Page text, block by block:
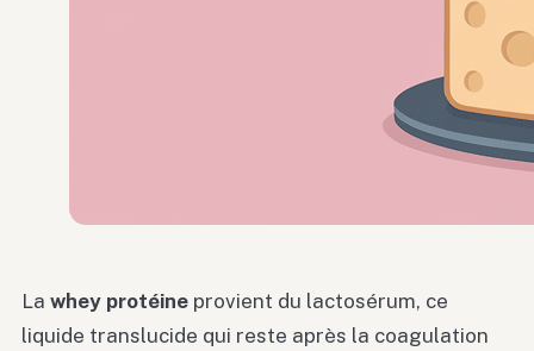
La whey protéine provient du lactosérum, ce
liquide translucide qui reste après la coagulation